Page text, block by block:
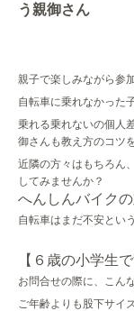
う親御さん
親子で楽しみながら参
自転車に乗れなかった
乗れる乗れないの個人
御さんも教え方のコツ
近隣の方々はもちろん
してみませんか？
へんしんバイク
自転車はまだ不安とい
【６歳の小学生
お問合せの際に、こん
ご年齢よりも股下サイ